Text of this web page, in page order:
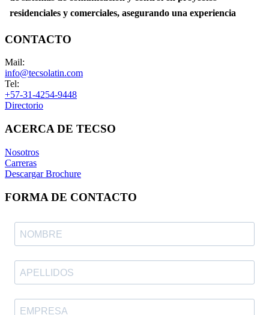
CONTACTO
Mail:
info@tecsolatin.com
Tel:
+57-31-4254-9448
Directorio
ACERCA DE TECSO
Nosotros
Carreras
Descargar Brochure
FORMA DE CONTACTO